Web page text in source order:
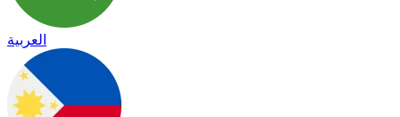
العربية